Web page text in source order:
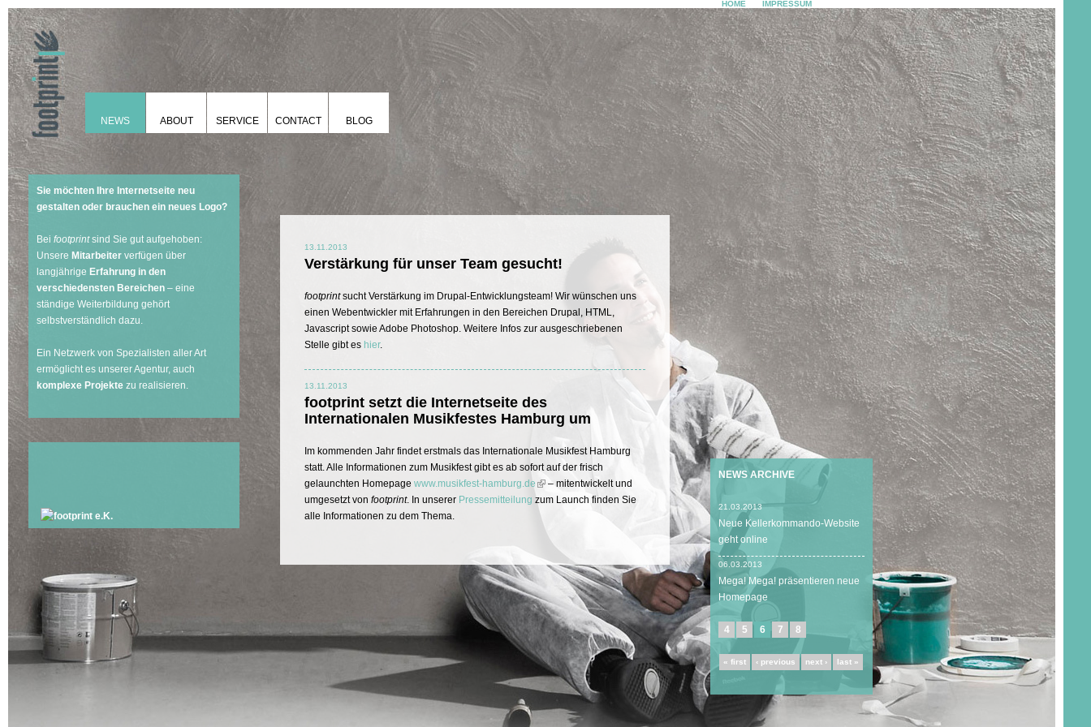
IMPRESSUM
HOME
footprint
NEWS ABOUT SERVICE CONTACT BLOG
Sie möchten Ihre Internetseite neu
gestalten oder brauchen ein neues Logo?
Bei footprintsind Sie gut aufgehoben:
Unsere Mitarbeiter verfügen über
langjährige Erfahrung in den
verschiedensten Bereichen – eine
ständige Weiterbildung gehört
selbstverständlich dazu.
Ein Netzwerk von Spezialisten aller Art
ermöglicht es unserer Agentur, auch
komplexe Projekte zu realisieren.
13.11.2013
Verstärkung für unser Team gesucht!
footprintsucht Verstärkung im Drupal-Entwicklungsteam! Wir wünschen uns
einen Webentwickler mit Erfahrungen in den Bereichen Drupal, HTML,
Javascript sowie Adobe Photoshop. Weitere Infos zur ausgeschriebenen
Stelle gibt es hier.
13.11.2013
footprint setzt die Internetseite des
Internationalen Musikfestes Hamburg um
Im kommenden Jahr findet erstmals das Internationale Musikfest Hamburg
statt. Alle Informationen zum Musikfest gibt es ab sofort auf der frisch
gelaunchten Homepage www.musikfest-hamburg.de
– mitentwickelt und
umgesetzt von footprint. In unserer Pressemitteilung zum Launch finden Sie
alle Informationen zu dem Thema.
NEWS ARCHIVE
21.03.2013
Neue Kellerkommando-Website
geht online
06.03.2013
Mega! Mega! präsentieren neue
Homepage
4 5 6 7 8
« first ‹ previous next › last »